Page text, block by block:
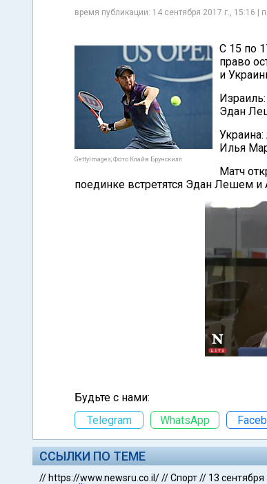
время публикации: 14 сентября 2017 г., 15:16 |
GettyImages, Фото Клайв Брунскилл
С 15 по
право
и
Эдан
Илья
Матч
поединке встретятся Эдан Лешем и
Будьте с нами:
Telegram
WhatsApp
ССЫЛКИ ПО ТЕМЕ
// https://www.newsru.co.il///Спорт// 13 сентября